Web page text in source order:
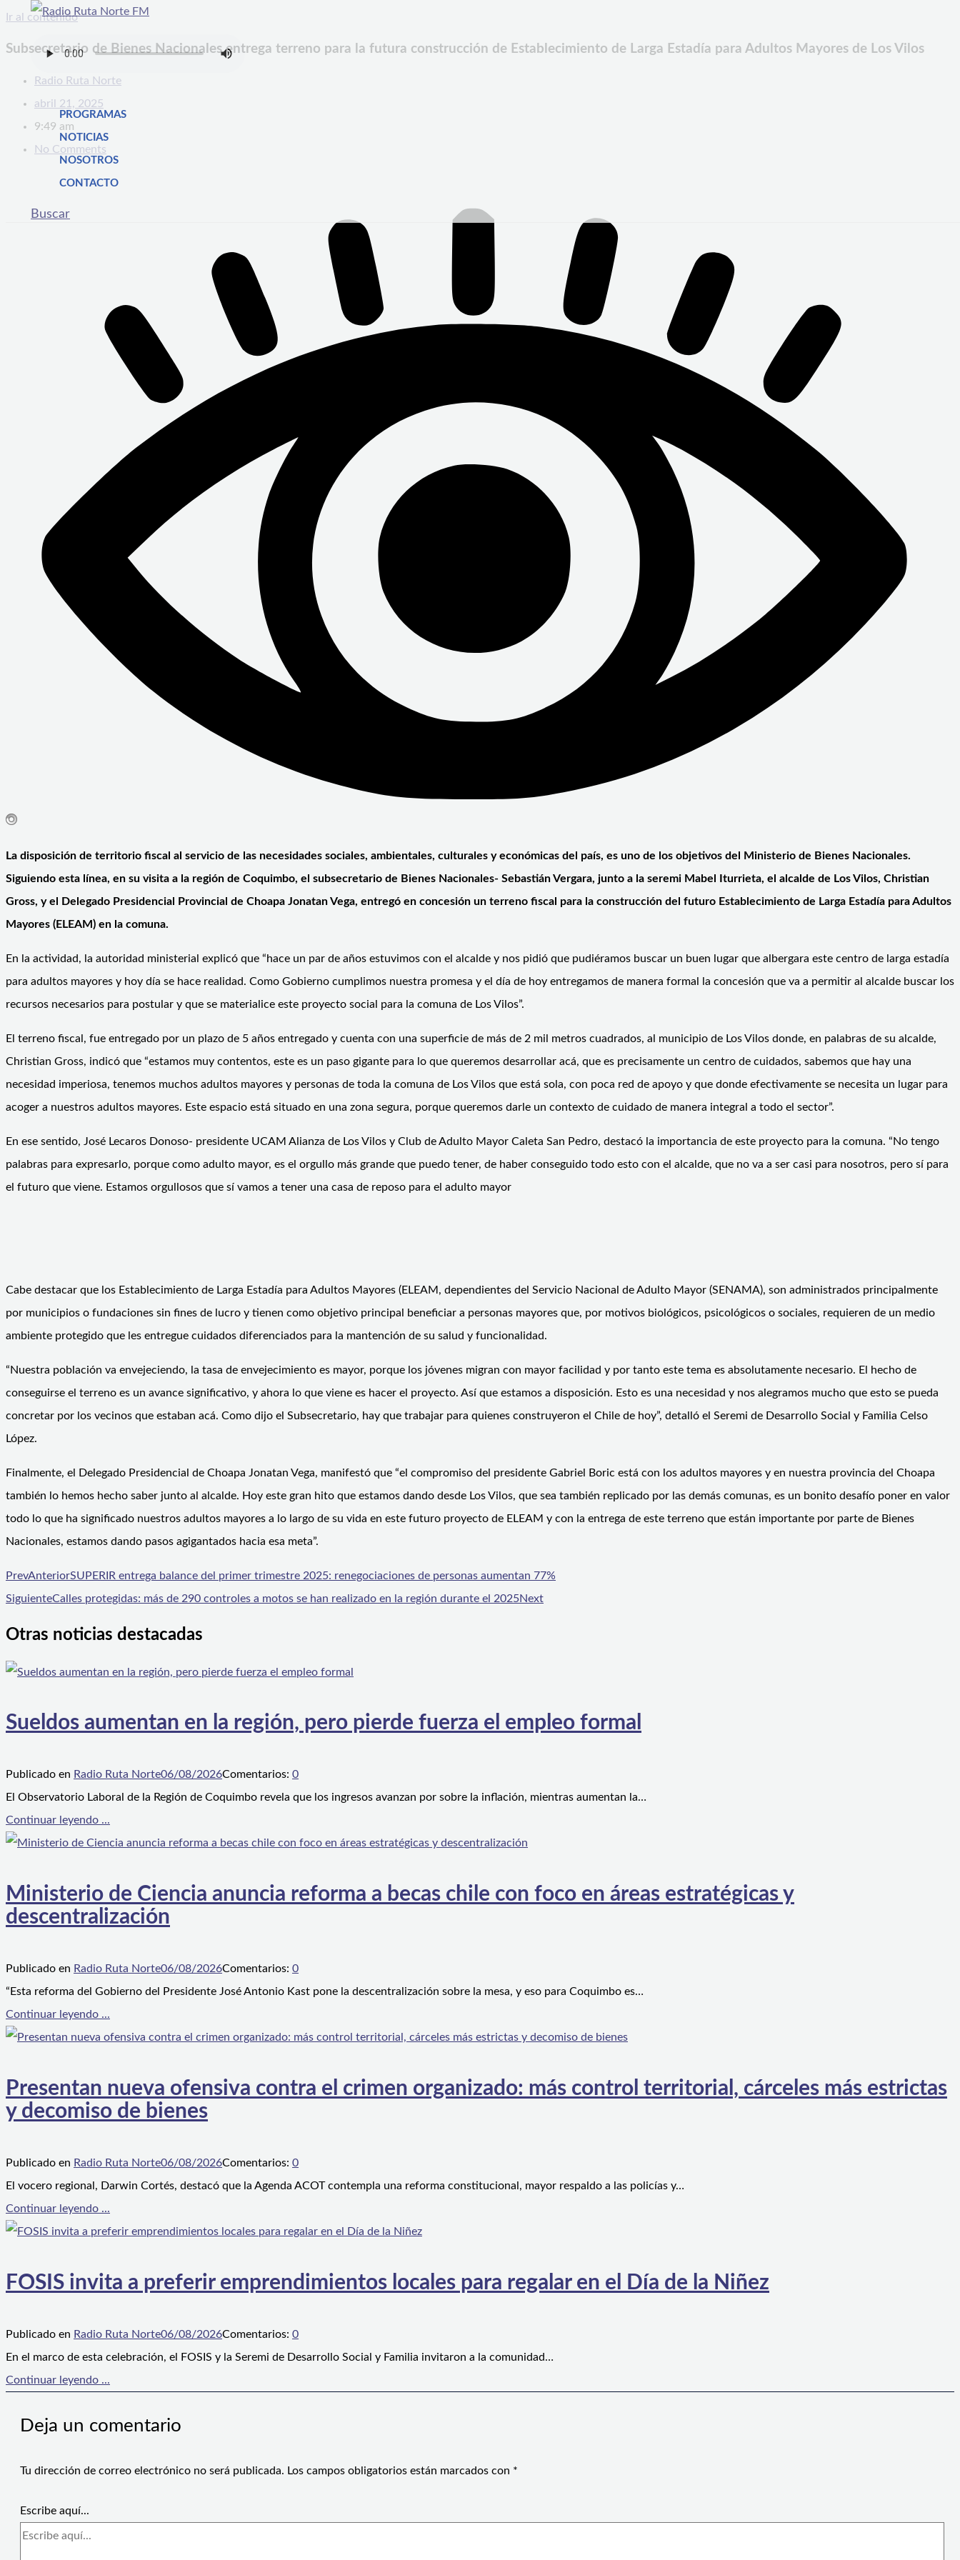
Ir al contenido
PROGRAMAS
NOTICIAS
NOSOTROS
CONTACTO
Buscar
Subsecretario de Bienes Nacionales entrega terreno para la futura construcción de Establecimiento de Larga Estadía para Adultos Mayores de Los Vilos
Radio Ruta Norte
abril 21, 2025
9:49 am
No Comments
La disposición de territorio fiscal al servicio de las necesidades sociales, ambientales, culturales y económicas del país, es uno de los objetivos del Ministerio de Bienes Nacionales.
Siguiendo esta línea, en su visita a la región de Coquimbo, el subsecretario de Bienes Nacionales- Sebastián Vergara, junto a la seremi Mabel Iturrieta, el alcalde de Los Vilos, Christian
Gross, y el Delegado Presidencial Provincial de Choapa Jonatan Vega, entregó en concesión un terreno fiscal para la construcción del futuro Establecimiento de Larga Estadía para Adultos
Mayores (ELEAM) en la comuna.
En la actividad, la autoridad ministerial explicó que “hace un par de años estuvimos con el alcalde y nos pidió que pudiéramos buscar un buen lugar que albergara este centro de larga estadía
para adultos mayores y hoy día se hace realidad. Como Gobierno cumplimos nuestra promesa y el día de hoy entregamos de manera formal la concesión que va a permitir al alcalde buscar los
recursos necesarios para postular y que se materialice este proyecto social para la comuna de Los Vilos”.
El terreno fiscal, fue entregado por un plazo de 5 años entregado y cuenta con una superficie de más de 2 mil metros cuadrados, al municipio de Los Vilos donde, en palabras de su alcalde,
Christian Gross, indicó que “estamos muy contentos, este es un paso gigante para lo que queremos desarrollar acá, que es precisamente un centro de cuidados, sabemos que hay una
necesidad imperiosa, tenemos muchos adultos mayores y personas de toda la comuna de Los Vilos que está sola, con poca red de apoyo y que donde efectivamente se necesita un lugar para
acoger a nuestros adultos mayores. Este espacio está situado en una zona segura, porque queremos darle un contexto de cuidado de manera integral a todo el sector”.
En ese sentido, José Lecaros Donoso- presidente UCAM Alianza de Los Vilos y Club de Adulto Mayor Caleta San Pedro, destacó la importancia de este proyecto para la comuna. “No tengo
palabras para expresarlo, porque como adulto mayor, es el orgullo más grande que puedo tener, de haber conseguido todo esto con el alcalde, que no va a ser casi para nosotros, pero sí para
el futuro que viene. Estamos orgullosos que sí vamos a tener una casa de reposo para el adulto mayor
Cabe destacar que los Establecimiento de Larga Estadía para Adultos Mayores (ELEAM, dependientes del Servicio Nacional de Adulto Mayor (SENAMA), son administrados principalmente
por municipios o fundaciones sin fines de lucro y tienen como objetivo principal beneficiar a personas mayores que, por motivos biológicos, psicológicos o sociales, requieren de un medio
ambiente protegido que les entregue cuidados diferenciados para la mantención de su salud y funcionalidad.
“Nuestra población va envejeciendo, la tasa de envejecimiento es mayor, porque los jóvenes migran con mayor facilidad y por tanto este tema es absolutamente necesario. El hecho de
conseguirse el terreno es un avance significativo, y ahora lo que viene es hacer el proyecto. Así que estamos a disposición. Esto es una necesidad y nos alegramos mucho que esto se pueda
concretar por los vecinos que estaban acá. Como dijo el Subsecretario, hay que trabajar para quienes construyeron el Chile de hoy”, detalló el Seremi de Desarrollo Social y Familia Celso
López.
Finalmente, el Delegado Presidencial de Choapa Jonatan Vega, manifestó que “el compromiso del presidente Gabriel Boric está con los adultos mayores y en nuestra provincia del Choapa
también lo hemos hecho saber junto al alcalde. Hoy este gran hito que estamos dando desde Los Vilos, que sea también replicado por las demás comunas, es un bonito desafío poner en valor
todo lo que ha significado nuestros adultos mayores a lo largo de su vida en este futuro proyecto de ELEAM y con la entrega de este terreno que están importante por parte de Bienes
Nacionales, estamos dando pasos agigantados hacia esa meta”.
PrevAnteriorSUPERIR entrega balance del primer trimestre 2025: renegociaciones de personas aumentan 77%
SiguienteCalles protegidas: más de 290 controles a motos se han realizado en la región durante el 2025Next
Otras noticias destacadas
Sueldos aumentan en la región, pero pierde fuerza el empleo formal
Publicado en Radio Ruta Norte06/08/2026Comentarios: 0
El Observatorio Laboral de la Región de Coquimbo revela que los ingresos avanzan por sobre la inflación, mientras aumentan la…
Continuar leyendo ...
Ministerio de Ciencia anuncia reforma a becas chile con foco en áreas estratégicas y
descentralización
Publicado en Radio Ruta Norte06/08/2026Comentarios: 0
“Esta reforma del Gobierno del Presidente José Antonio Kast pone la descentralización sobre la mesa, y eso para Coquimbo es…
Continuar leyendo ...
Presentan nueva ofensiva contra el crimen organizado: más control territorial, cárceles más estrictas
y decomiso de bienes
Publicado en Radio Ruta Norte06/08/2026Comentarios: 0
El vocero regional, Darwin Cortés, destacó que la Agenda ACOT contempla una reforma constitucional, mayor respaldo a las policías y…
Continuar leyendo ...
FOSIS invita a preferir emprendimientos locales para regalar en el Día de la Niñez
Publicado en Radio Ruta Norte06/08/2026Comentarios: 0
En el marco de esta celebración, el FOSIS y la Seremi de Desarrollo Social y Familia invitaron a la comunidad…
Continuar leyendo ...
Deja un comentario
Tu dirección de correo electrónico no será publicada. Los campos obligatorios están marcados con *
Escribe aquí...